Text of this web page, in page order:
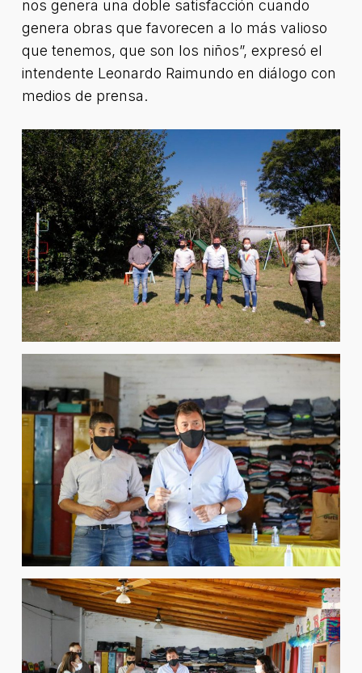
nos genera una doble satisfacción cuando
genera obras que favorecen a lo más valioso
que tenemos, que son los niños”, expresó el
intendente Leonardo Raimundo en diálogo con
medios de prensa.